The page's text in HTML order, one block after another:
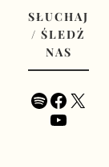
SŁUCHAJ
/ ŚLEDŹ
NAS
Spotify
X